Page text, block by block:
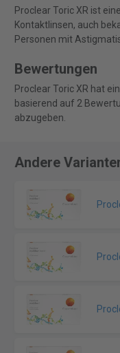
Proclear Toric XR ist
Kontaktlinsen, auch
Personen mit
Bewertungen
Proclear Toric XR hat
basierend auf 2
abzugeben.
Andere